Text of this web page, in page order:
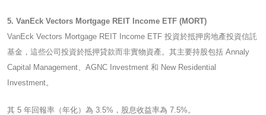
5. VanEck Vectors Mortgage REIT Income ETF (MORT)
VanEck Vectors Mortgage REIT Income ETF 投資於抵押房地產投資信託
基金，這些公司投資於抵押貸款而非實物資產。其主要持股包括 Annaly
Capital Management、AGNC Investment 和 New Residential
Investment。
其 5 年回報率（年化）為 3.5%，股息收益率為 7.5%。